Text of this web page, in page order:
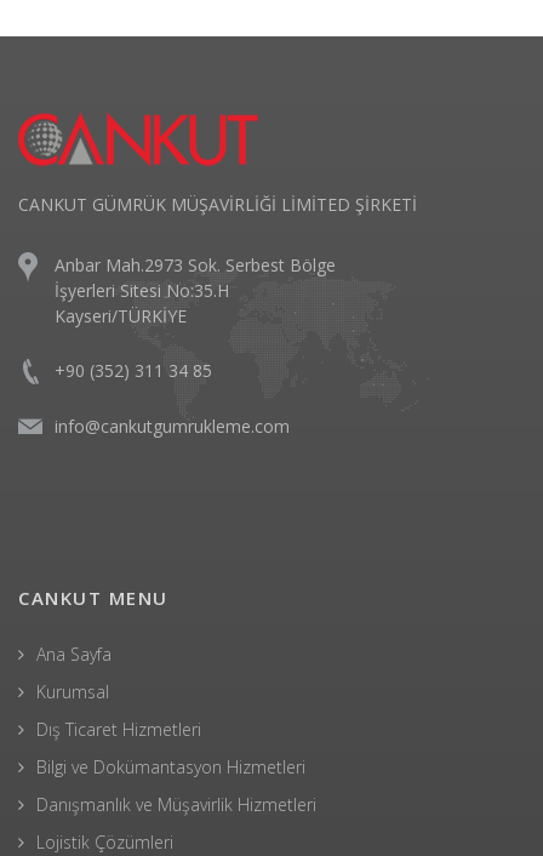
CANKUT GÜMRÜK MÜŞAVİRLİĞİ LİMİTED ŞİRKETİ
Anbar Mah.2973 Sok. Serbest Bölge
İşyerleri Sitesi No:35.H
Kayseri/TÜRKİYE
+90 (352) 311 34 85
info@cankutgumrukleme.com
CANKUT MENU
Ana Sayfa
Kurumsal
Dış Ticaret Hizmetleri
Bilgi ve Dokümantasyon Hizmetleri
Danışmanlık ve Müşavirlik Hizmetleri
Lojistik Çözümleri